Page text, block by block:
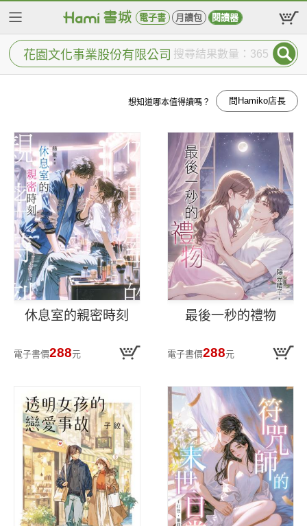
電子書 月讀包 閱讀器
搜尋結果數量：365
想知道哪本值得讀嗎？ 問Hamiko店長
休息室的親密時刻
電子書價288元
最後一秒的禮物
電子書價288元